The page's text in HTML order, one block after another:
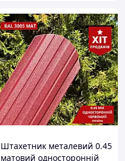
Штахетник металевий 0.45
матовий односторонній